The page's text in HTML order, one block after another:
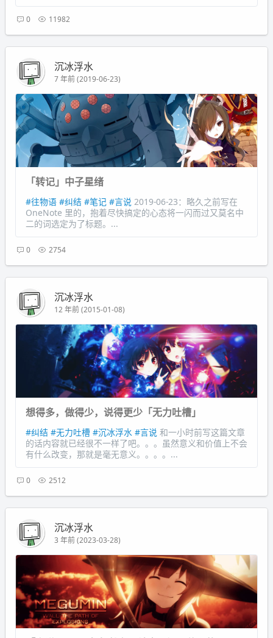
0 11982
沉冰浮水
7 年前 (2019-06-23)
「转记」中子星绪
#往物语 #纠结 #笔记 #言说 2019-06-23：略久之前写在
OneNote 里的，抱着尽快搞定的心态将一闪而过又莫名中
二的词选定为了标题。...
0 2754
沉冰浮水
12 年前 (2015-01-08)
想得多，做得少，说得更少「无力吐槽」
#纠结 #无力吐槽 #沉冰浮水 #言说 和一小时前写这篇文章
的话内容就已经很不一样了吧。。。虽然意义和价值上不会
有什么改变，那就是毫无意义。。。。...
0 2512
沉冰浮水
3 年前 (2023-03-28)